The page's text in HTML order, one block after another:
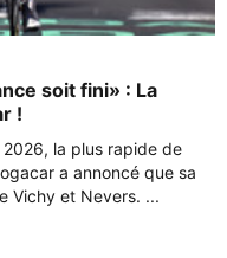
soit fini» : La
!
la plus rapide de
a annoncé que sa
Vichy et Nevers. ...